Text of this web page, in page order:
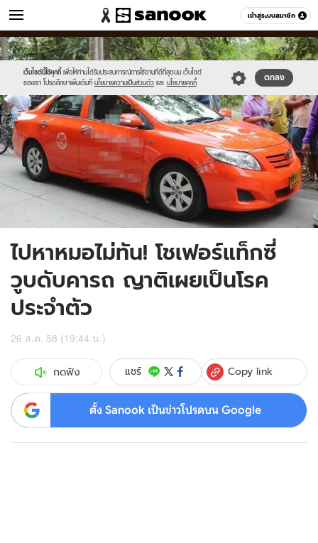
เข้าสู่ระบบสมาชิก
ข่าว หมวดอื่นๆ
เว็บไซต์นี้ใช้คุกกี้ เพื่อให้ท่านได้รับประสบการณ์การใช้งานที่ดีที่สุดบน เว็บไซต์
ของเรา โปรดศึกษาเพิ่มเติมที่ นโยบายความเป็นส่วนตัว และ นโยบายคุกกี้
ตกลง
Sanook
//s.isanook.com/sr/0/images/logo-
new-
sanook.png
600
60
//s.isanook.com/ns/0/ud/370/1854850/news10.jpg
ไปหาหมอไม่ทัน! โชเฟอร์แท็กซี่
วูบดับคารถ ญาติเผยเป็นโรค
ประจำตัว
26 ส.ค. 58 (19:44 น.)
กดฟัง แชร์ Copy link
ตั้ง Sanook เป็นข่าวโปรดบน Google